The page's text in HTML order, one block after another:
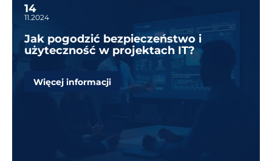
14
11.2024
Jak pogodzić bezpieczeństwo i
użyteczność w projektach IT?
Więcej informacji